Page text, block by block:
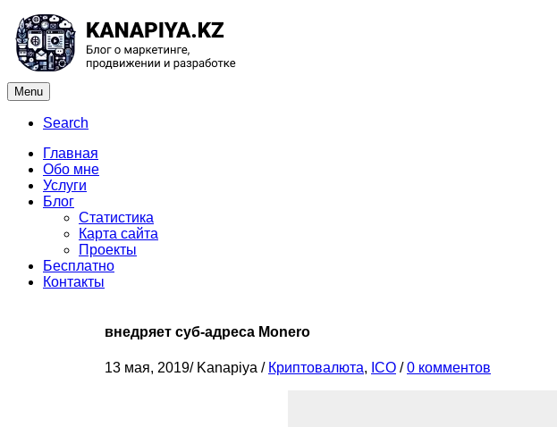
Menu
Search
Главная
Обо мне
Услуги
Блог
Статистика
Карта сайта
Проекты
Бесплатно
Контакты
внедряет суб-адреса Monero
13 мая, 2019/ Kanapiya / Криптовалюта, ICO / 0 комментов